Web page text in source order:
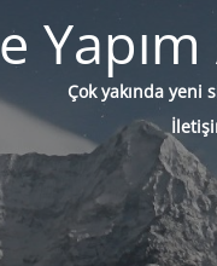
Çok yakında yeni